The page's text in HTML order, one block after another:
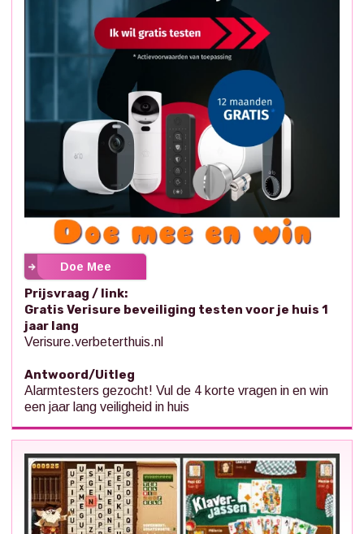
Doe Mee
Prijsvraag / link:
Gratis Verisure beveiliging testen voor je huis 1
jaar lang
Verisure.verbeterthuis.nl
Antwoord/Uitleg
Alarmtesters gezocht! Vul de 4 korte vragen in en win
een jaar lang veiligheid in huis